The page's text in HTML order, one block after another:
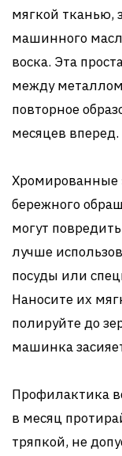
мягкой тканью,
машинного
воска. Эта
между
повторное
месяцев вперед.
Хромированные
бережного
могут
лучше
посуды или
Наносите их
полируйте до
машинка
Профилактика
в месяц
тряпкой, не